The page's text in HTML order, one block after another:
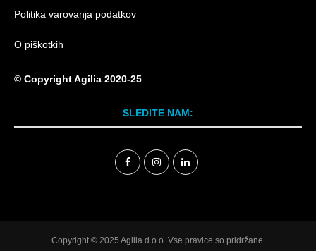
Politika varovanja podatkov
O piškotkih
© Copyright Agilia 2020-25
SLEDITE NAM:
Copyright © 2025 Agilia d.o.o. Vse pravice so pridržane.